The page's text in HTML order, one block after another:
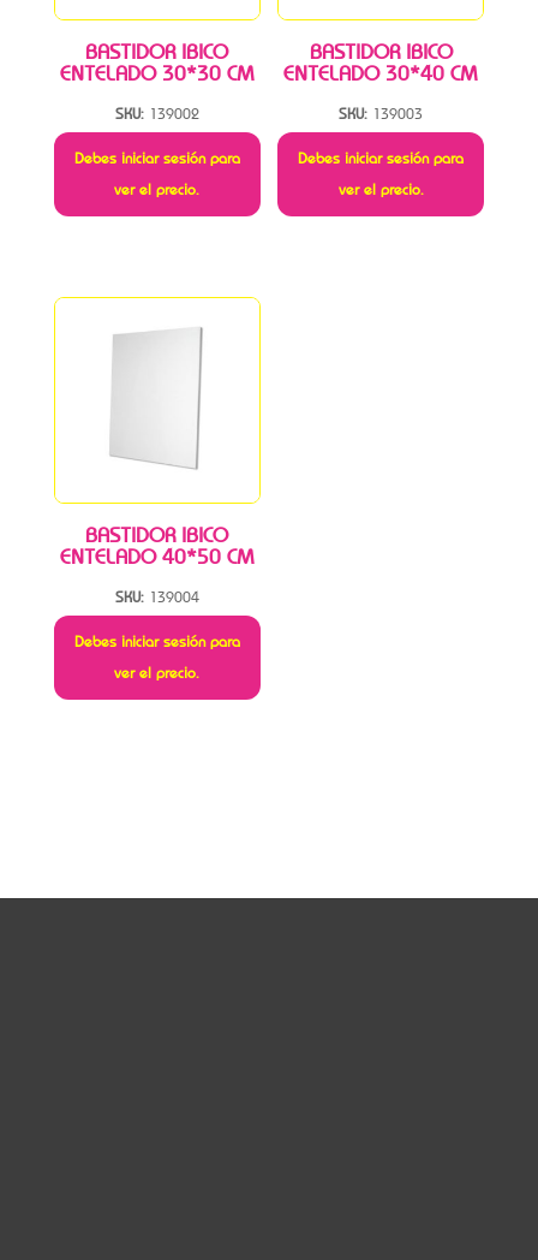
BASTIDOR IBICO
ENTELADO 30*30 CM
SKU: 139002
Debes iniciar sesión para
ver el precio.
BASTIDOR IBICO
ENTELADO 30*40 CM
SKU: 139003
Debes iniciar sesión para
ver el precio.
BASTIDOR IBICO
ENTELADO 40*50 CM
SKU: 139004
Debes iniciar sesión para
ver el precio.